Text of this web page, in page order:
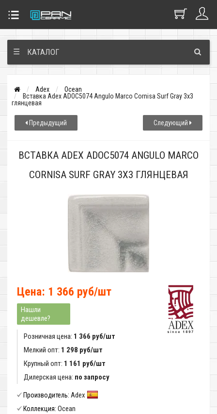
☰ КАТАЛОГ
Adex
Ocean
Вставка Adex ADOC5074 Angulo Marco Cornisa Surf Gray 3x3
глянцевая
Предыдущий Следующий
ВСТАВКА ADEX ADOC5074 ANGULO MARCO
CORNISA SURF GRAY 3X3 ГЛЯНЦЕВАЯ
Цена: 1 366 руб/шт
Нашли
дешевле?
Розничная цена: 1 366 руб/шт
Мелкий опт: 1 298 руб/шт
Крупный опт: 1 161 руб/шт
Дилерская цена: по запросу
Производитель: Adex
Коллекция: Ocean